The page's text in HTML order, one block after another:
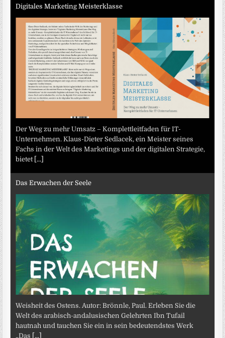
Digitales Marketing Meisterklasse
Der Weg zu mehr Umsatz – Komplettleitfaden für IT-
Unternehmen. Klaus-Dieter Sedlacek, ein Meister seines
Fachs in der Welt des Marketings und der digitalen Strategie,
bietet [...]
Das Erwachen der Seele
Weisheit des Ostens. Autor: Brönnle, Paul. Erleben Sie die
Welt des arabisch-andalusischen Gelehrten Ibn Tufail
hautnah und tauchen Sie ein in sein bedeutendstes Werk
„Das [...]